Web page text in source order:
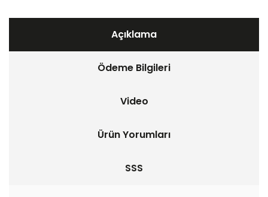
Açıklama
Ödeme Bilgileri
Video
Ürün Yorumları
SSS